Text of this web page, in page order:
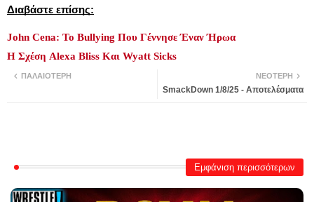
Διαβάστε επίσης:
John Cena: Το Bullying Που Γέννησε Έναν Ήρωα
Η Σχέση Alexa Bliss Και Wyatt Sicks
ΝΕΌΤΕΡΗ
SmackDown 1/8/25 - Αποτελέσματα
ΠΑΛΑΙΌΤΕΡΗ
Εμφάνιση περισσότερων